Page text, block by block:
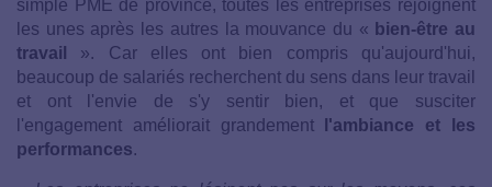
simple PME de province, toutes les entreprises rejoignent
les unes après les autres la mouvance du « bien-être au
travail
». Car elles ont bien compris qu'aujourd'hui,
beaucoup de salariés recherchent du sens dans leur travail
et ont l'envie de s'y sentir bien, et que susciter
l'engagement améliorait grandementl'ambiance et les
performances.